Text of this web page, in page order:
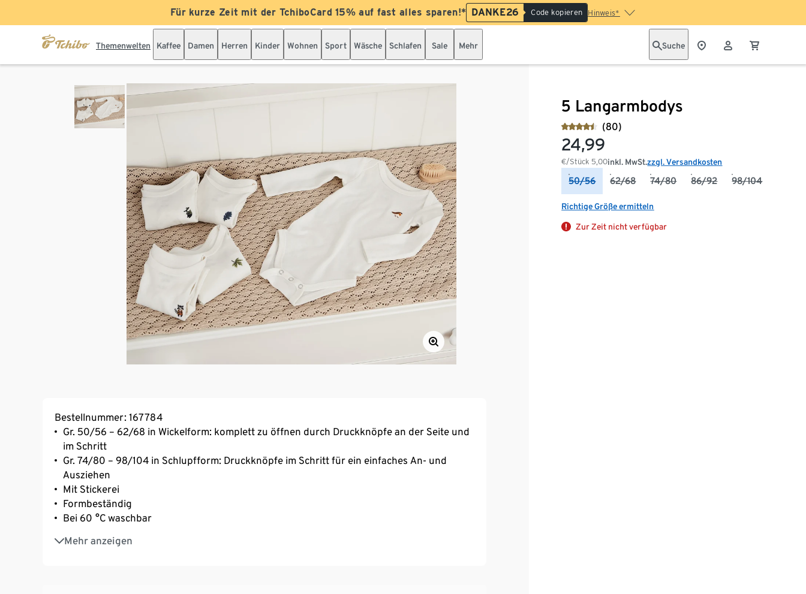
Für kurze Zeit mit der TchiboCard 15% auf fast alles sparen!* DANKE26 Code kopieren Hinweis*
Themenwelten Kaffee Damen Herren Kinder Wohnen Sport Wäsche Schlafen Sale Mehr Suche
5 Langarmbodys
(80)
24,99
€/Stück 5,00inkl. MwSt.zzgl. Versandkosten
50/56 62/68 74/80 86/92 98/104
Richtige Größe ermitteln
Zur Zeit nicht verfügbar
Bestellnummer: 167784
Gr. 50/56 – 62/68 in Wickelform: komplett zu öffnen durch Druckknöpfe an der Seite und
im Schritt
Gr. 74/80 – 98/104 in Schlupfform: Druckknöpfe im Schritt für ein einfaches An- und
Ausziehen
Mit Stickerei
Formbeständig
Bei 60 °C waschbar
Mehr anzeigen
Aus Baumwolle